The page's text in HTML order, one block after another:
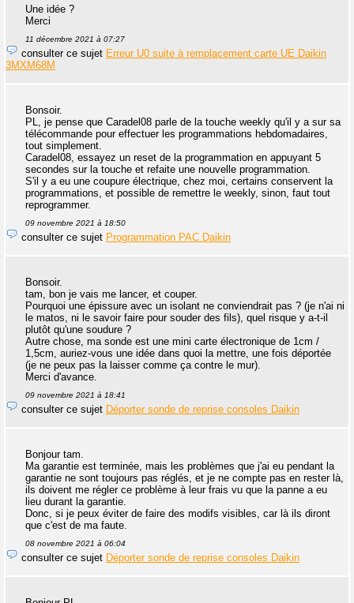
Une idée ?
Merci
11 décembre 2021 à 07:27
consulter ce sujet Erreur U0 suite à remplacement carte UE Daikin
3MXM68M
Bonsoir.
PL, je pense que Caradel08 parle de la touche weekly qu'il y a sur sa
télécommande pour effectuer les programmations hebdomadaires,
tout simplement.
Caradel08, essayez un reset de la programmation en appuyant 5
secondes sur la touche et refaite une nouvelle programmation.
S'il y a eu une coupure électrique, chez moi, certains conservent la
programmations, et possible de remettre le weekly, sinon, faut tout
reprogrammer.
09 novembre 2021 à 18:50
consulter ce sujet Programmation PAC Daikin
Bonsoir.
tam, bon je vais me lancer, et couper.
Pourquoi une épissure avec un isolant ne conviendrait pas ? (je n'ai ni
le matos, ni le savoir faire pour souder des fils), quel risque y a-t-il
plutôt qu'une soudure ?
Autre chose, ma sonde est une mini carte électronique de 1cm /
1,5cm, auriez-vous une idée dans quoi la mettre, une fois déportée
(je ne peux pas la laisser comme ça contre le mur).
Merci d'avance.
09 novembre 2021 à 18:41
consulter ce sujet Déporter sonde de reprise consoles Daikin
Bonjour tam.
Ma garantie est terminée, mais les problèmes que j'ai eu pendant la
garantie ne sont toujours pas réglés, et je ne compte pas en rester là,
ils doivent me régler ce problème à leur frais vu que la panne a eu
lieu durant la garantie.
Donc, si je peux éviter de faire des modifs visibles, car là ils diront
que c'est de ma faute.
08 novembre 2021 à 06:04
consulter ce sujet Déporter sonde de reprise consoles Daikin